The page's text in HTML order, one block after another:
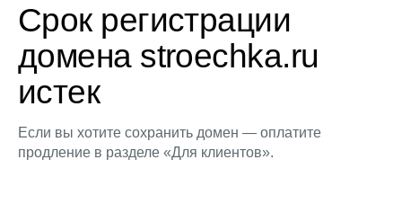
Срок регистрации
домена stroechka.ru
истек
Если вы хотите сохранить домен — оплатите
продление в разделе «Для клиентов».